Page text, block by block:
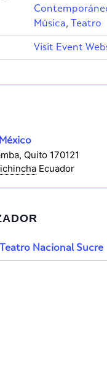
Música, Teatro
Visit Event
Quito 170121
Ecuador
Nacional Sucre